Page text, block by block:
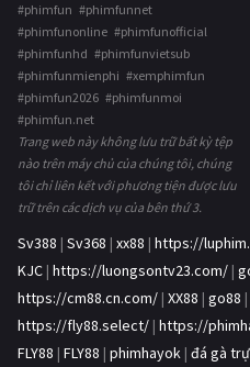
#phimfun #phimfunnet
#phimfunonline #phimfunofficial
#phimfunhd #phimfunvietsub
#phimfunmienphi #xemphimfun
#phimfun2026 #phimfunmoi
#phimfun.net
Trang web này không lưu trữ bất kỳ tệp
nào trên máy chủ của chúng tôi, chúng
tôi chỉ liên kết với phương tiện được lưu
trữ trên các dịch vụ của bên thứ 3.
Sv388 | Sv368 | xx88 | https://
KJC | https://luongsontv23.com/ |
https://cm88.cn.com/ | XX88 | go88 |
https://fly88.select/ | https://
FLY88 | FLY88 | phimhayok | đá gà